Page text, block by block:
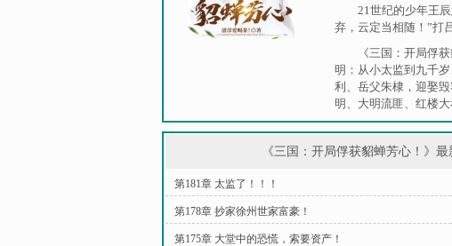
21世纪的少年王
弃，云定当相随！”打
《三国：开局俘
明：从小太监到九千岁
利 、 岳父朱棣，迎娶
明 、 大明流匪、 红楼
《三国：开局俘获貂蝉芳心！》
第181章 太监了！！！
第178章 抄家徐州世家富豪！
第175章 大堂中的恐慌，索要资产！